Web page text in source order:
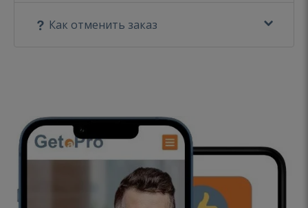
Как отменить заказ